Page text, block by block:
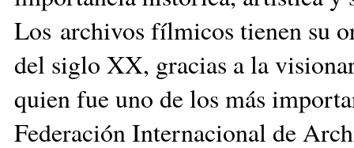
Los archivos fílmicos tienen su
del siglo XX, gracias a la
quien fue uno de los más
Federación Internacional de